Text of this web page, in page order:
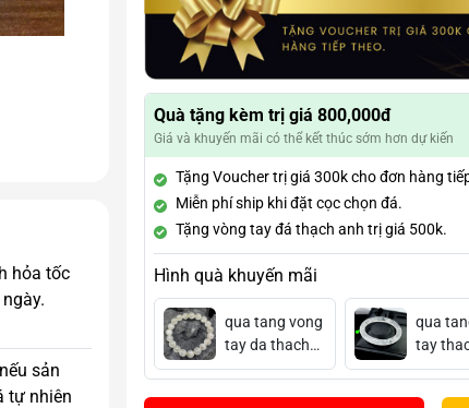
hỏa tốc
sản
tự nhiên
Quà tặng kèm trị giá 800,000đ
Giá và khuyến mãi có thể kết thúc sớm hơn dự kiến
Tặng Voucher trị giá 300k cho đơn hàng
Miễn phí ship khi đặt cọc chọn đá.
Tặng vòng tay đá thạch anh trị giá 500k.
Hình quà khuyến mãi
qua tang vong
tay da thach
anh trang
qua
tay
trang